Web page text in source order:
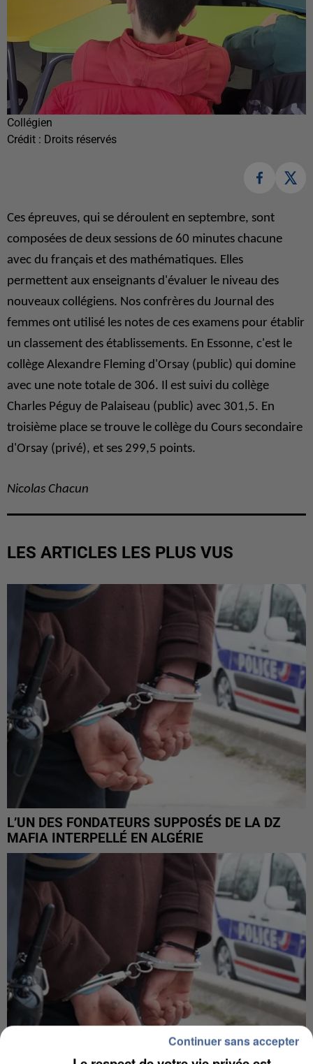
Collégien
Crédit : Droits réservés
Ces épreuves, qui se déroulent en septembre, sont
composées de deux sessions de 60 minutes chacune
avec du français et des mathématiques. Elles
permettent aux enseignants d'évaluer le niveau des
nouveaux collégiens. Nos confrères du Journal des
femmes ont utilisé les notes de ces examens pour établir
un classement des établissements. En Essonne, c'est le
collège Alexandre Fleming d'Orsay (public) qui domine
avec une note totale de 306. Il est suivi du collège
Charles Péguy de Palaiseau (public) avec 301,5. En
troisième place se trouve le collège du Cours secondaire
d'Orsay (privé), et ses 299,5 points.
Nicolas Chacun
LES ARTICLES LES PLUS VUS
L’UN DES FONDATEURS SUPPOSÉS DE LA DZ
MAFIA INTERPELLÉ EN ALGÉRIE
Continuer sans accepter